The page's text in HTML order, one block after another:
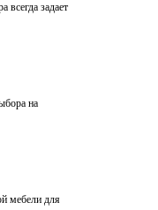
всегда задает
на
мебели для